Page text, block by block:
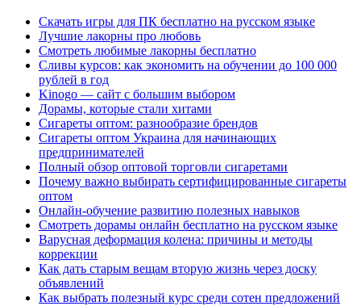
Скачать игры для ПК бесплатно на русском языке
Лучшие лакорны про любовь
Смотреть любимые лакорны бесплатно
Сливы курсов: как экономить на обучении до 100 000
рублей в год
Kinogo — сайт с большим выбором
Дорамы, которые стали хитами
Сигареты оптом: разнообразие брендов
Сигареты оптом Украина для начинающих
предпринимателей
Полный обзор оптовой торговли сигаретами
Почему важно выбирать сертифицированные сигареты
оптом
Онлайн-обучение развитию полезных навыков
Смотреть дорамы онлайн бесплатно на русском языке
Варусная деформация колена: причины и методы
коррекции
Как дать старым вещам вторую жизнь через доску
объявлений
Как выбрать полезный курс среди сотен предложений